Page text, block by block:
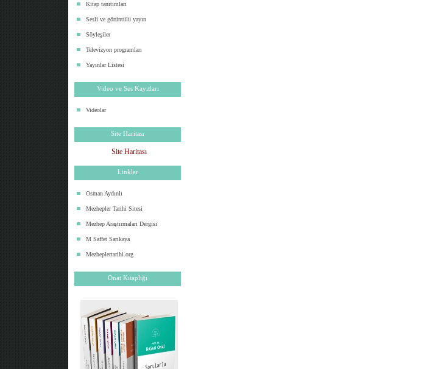
Kitap tanıtımları
Sesli ve görüntülü yayın
Söyleşiler
Televizyon programları
Yayınlar Listesi
Video ve Ses Kayıtları
Videolar
Site Haritası
Site Haritası
Linkler
Osman Aydınlı
Mezhepler Tarihi Sitesi
Mezhep Araştırmaları Dergisi
M Saffet Sarıkaya
Mezheplertarihi.org
Onat Kitaplığı